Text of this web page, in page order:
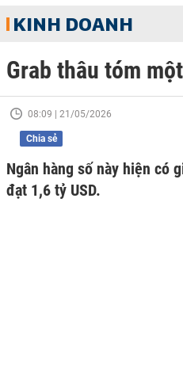
KINH DOANH
Grab thâu tóm
08:09 | 21/05/2026
Chia sẻ
Ngân hàng số này hiện có
đạt 1,6 tỷ USD.